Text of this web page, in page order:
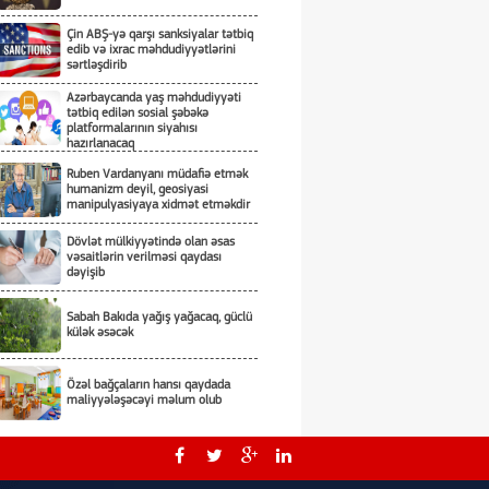
Çin ABŞ-yə qarşı sanksiyalar tətbiq
edib və ixrac məhdudiyyətlərini
sərtləşdirib
Azərbaycanda yaş məhdudiyyəti
tətbiq edilən sosial şəbəkə
platformalarının siyahısı
hazırlanacaq
Ruben Vardanyanı müdafiə etmək
humanizm deyil, geosiyasi
manipulyasiyaya xidmət etməkdir
Dövlət mülkiyyətində olan əsas
vəsaitlərin verilməsi qaydası
dəyişib
Sabah Bakıda yağış yağacaq, güclü
külək əsəcək
Özəl bağçaların hansı qaydada
maliyyələşəcəyi məlum olub
Rusiya Kiyevə hücumda kasetli
döyüş sursatlarından istifadə edib